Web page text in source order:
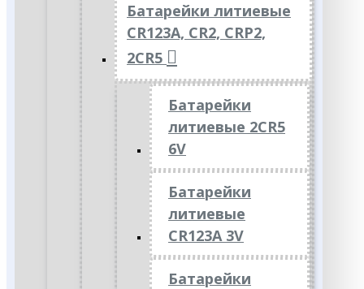
Батарейки литиевые
CR123A, CR2, CRP2,
2CR5
Батарейки
литиевые 2CR5
6V
Батарейки
литиевые
CR123A 3V
Батарейки